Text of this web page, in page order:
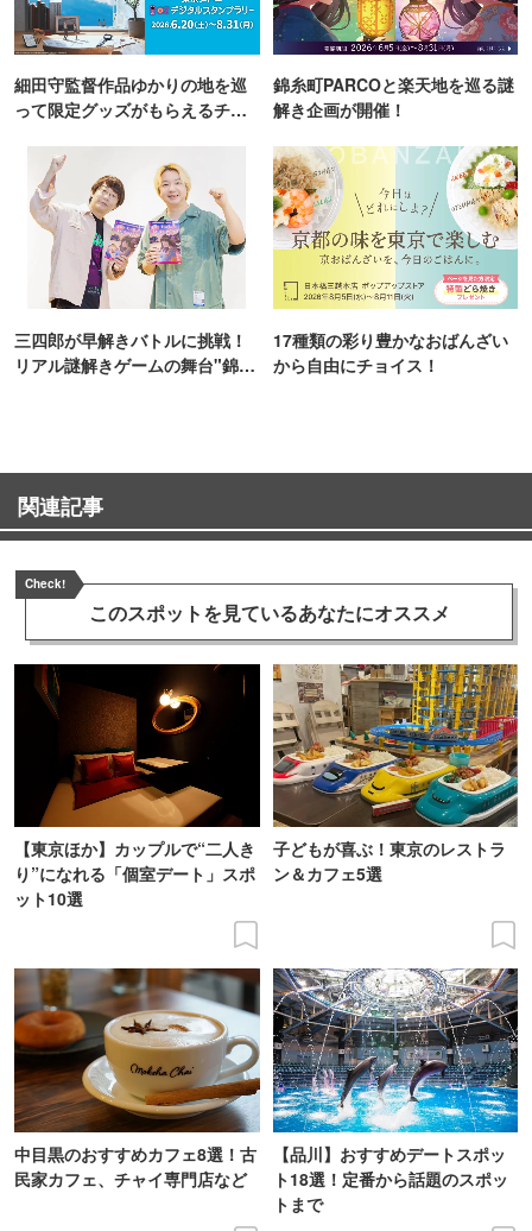
細田守監督作品ゆかりの地を巡
って限定グッズがもらえるチャ
錦糸町PARCOと楽天地を巡る謎
解き企画が開催！
三四郎が早解きバトルに挑戦！
リアル謎解きゲームの舞台"錦糸
17種類の彩り豊かなおばんざい
から自由にチョイス！
関連記事
Check!
このスポットを見ているあなたにオススメ
【東京ほか】カップルで“二人き
り”になれる「個室デート」スポ
ット10選
子どもが喜ぶ！東京のレストラ
ン＆カフェ5選
中目黒のおすすめカフェ8選！古
民家カフェ、チャイ専門店など
【品川】おすすめデートスポッ
ト18選！定番から話題のスポッ
トまで